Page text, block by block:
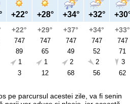
+22°
+22°
747
89
1
3
+28°
+29°
747
65
1
12
+34°
+37°
747
49
2
68
+32°
+34°
747
52
2
56
+33°
747
71
3
62
pe parcursul acestei zile, va fi senin